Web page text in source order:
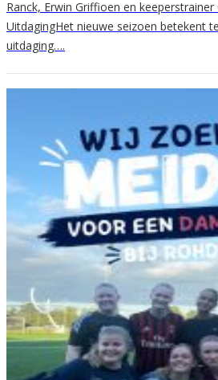
Ranck, Erwin Griffioen en
UitdagingHet nieuwe seizoen betekent
uitdaging….